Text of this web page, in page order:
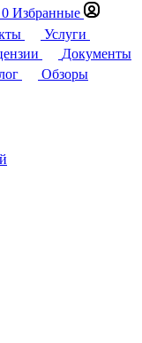
0 Избранные
Услуги
Документы
Обзоры